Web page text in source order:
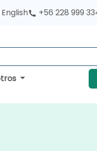
English +56 228 999